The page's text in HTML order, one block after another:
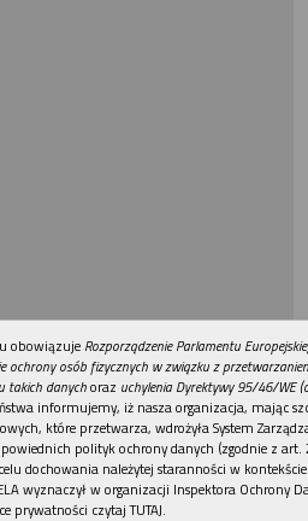
REKLAMA
obowiązuje Rozporządzenie Parlamentu
osób fizycznych w związku z
takich danychoraz uchylenia Dyrektywy 95/46/WE
informujemy, iż nasza organizacja, mając
które przetwarza, wdrożyła System
polityk ochrony danych (zgodnie z art.
dochowania należytej staranności w
wyznaczył w organizacji Inspektora Ochrony
prywatności czytaj TUTAJ.